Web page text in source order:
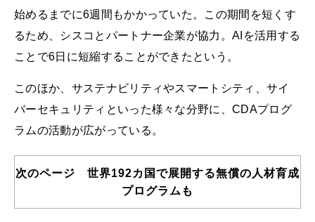
始めるまでに6週間もかかっていた。この期間を短くす
るため、シスコとパートナー企業が協力。AIを活用する
ことで6日に短縮することができたという。
このほか、サステナビリティやスマートシティ、サイ
バーセキュリティといった様々な分野に、CDAプログ
ラムの活動が広がっている。
次のページ 世界192カ国で展開する無償の人材育成
プログラムも